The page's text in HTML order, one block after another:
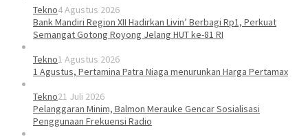
Tekno4 Agustus 2026
Bank Mandiri Region XII Hadirkan Livin’ Berbagi Rp1, Perkuat
Semangat Gotong Royong Jelang HUT ke-81 RI
Tekno1 Agustus 2026
1 Agustus, Pertamina Patra Niaga menurunkan Harga Pertamax
Tekno21 Juli 2026
Pelanggaran Minim, Balmon Merauke Gencar Sosialisasi
Penggunaan Frekuensi Radio